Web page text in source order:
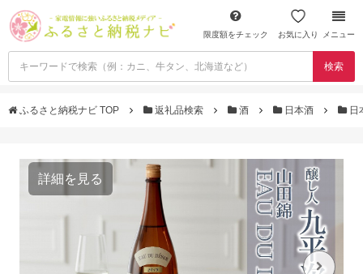
限度額をチェック お気に入り メニュー
検索
ふるさと納税ナビ TOP 返礼品検索 酒 日本酒 日
詳細を見る